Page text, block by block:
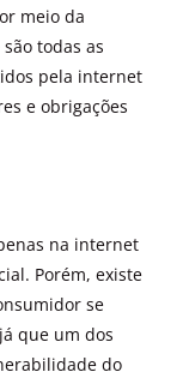
meio da
todas as
pela internet
e obrigações
na internet
Porém, existe
se
que um dos
do